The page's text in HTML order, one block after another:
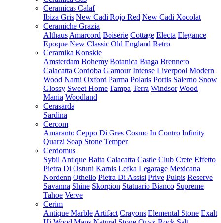
Ceramicas Calaf
Ibiza Gris New Cadi Rojo Red New Cadi Xocolat
Ceramiche Grazia
Althaus Amarcord Boiserie Cottage Electa Elegance
Epoque New Classic Old England Retro
Ceramika Konskie
Amsterdam Bohemy Botanica Braga Brennero
Calacatta Cordoba Glamour Intense Liverpool Modern
Wood Narni Oxford Parma Polaris Portis Salerno Snow
Glossy Sweet Home Tampa Terra Windsor Wood
Mania Woodland
Cerasarda
Sardina
Cercom
Amaranto Ceppo Di Gres Cosmo In Contro Infinity
Quarzi Soap Stone Temper
Cerdomus
Sybil Antique Baita Calacatta Castle Club Crete Effetto
Pietra Di Ostuni Karnis Lefka Legarage Mexicana
Nordenn Othello Pietra Di Assisi Prive Pulpis Reserve
Savanna Shine Skorpion Statuario Bianco Supreme
Tahoe Verve
Cerim
Antique Marble Artifact Crayons Elemental Stone Exalt